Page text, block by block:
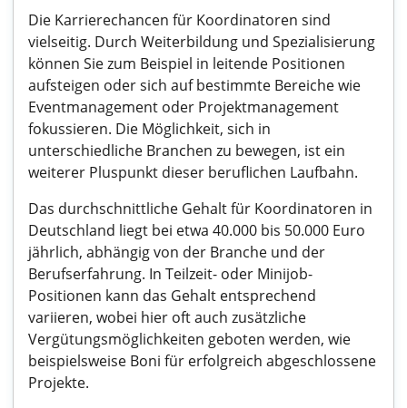
Die Karrierechancen für Koordinatoren sind
vielseitig. Durch Weiterbildung und Spezialisierung
können Sie zum Beispiel in leitende Positionen
aufsteigen oder sich auf bestimmte Bereiche wie
Eventmanagement oder Projektmanagement
fokussieren. Die Möglichkeit, sich in
unterschiedliche Branchen zu bewegen, ist ein
weiterer Pluspunkt dieser beruflichen Laufbahn.
Das durchschnittliche Gehalt für Koordinatoren in
Deutschland liegt bei etwa 40.000 bis 50.000 Euro
jährlich, abhängig von der Branche und der
Berufserfahrung. In Teilzeit- oder Minijob-
Positionen kann das Gehalt entsprechend
variieren, wobei hier oft auch zusätzliche
Vergütungsmöglichkeiten geboten werden, wie
beispielsweise Boni für erfolgreich abgeschlossene
Projekte.